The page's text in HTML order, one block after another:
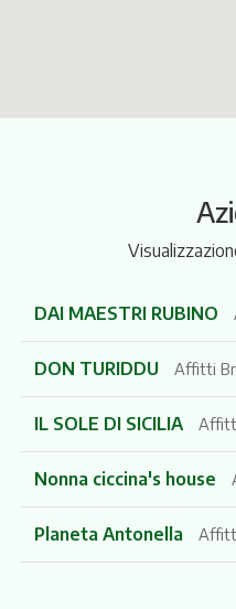
DAI MAESTRI RUBINO
DON TURIDDU Affitti
IL SOLE DI SICILIA
Nonna ciccina's house
Planeta Antonella